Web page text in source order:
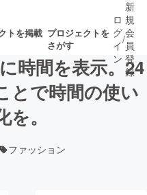
トを掲載 プロジェクトを
さがす
募集終了が近いプ
ロジェクト
ロ
グ
イ
ン
/
新
規
会
員
登
録
時間を表示。24
とで時間の使い
。
ファッション